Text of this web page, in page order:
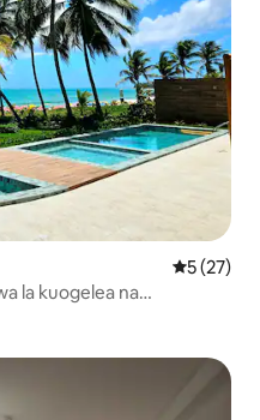
Ukadiriaji
5 (27)
la kuogelea na